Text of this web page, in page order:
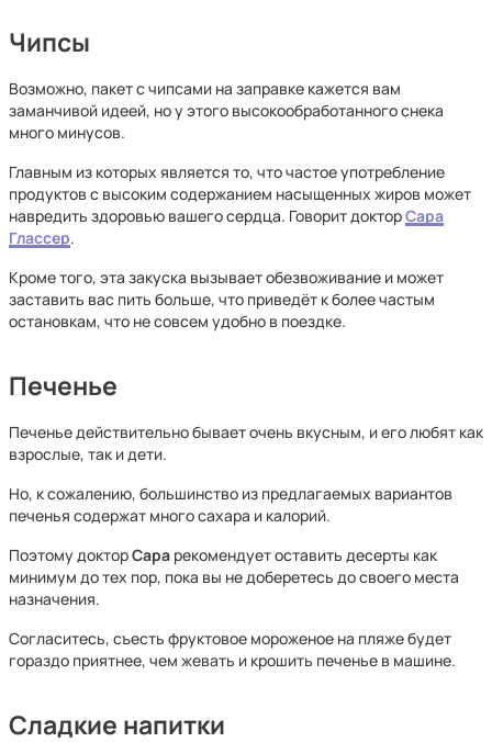
Чипсы
Возможно, пакет с чипсами на заправке кажется вам
заманчивой идеей, но у этого высокообработанного снека
много минусов.
Главным из которых является то, что частое употребление
продуктов с высоким содержанием насыщенных жиров может
навредить здоровью вашего сердца. Говорит докторСара
Глассер.
Кроме того, эта закуска вызывает обезвоживание и может
заставить вас пить больше, что приведёт к более частым
остановкам, что не совсем удобно в поездке.
Печенье
Печенье действительно бывает очень вкусным, и его любят как
взрослые, так и дети.
Но, к сожалению, большинство из предлагаемых вариантов
печенья содержат много сахара и калорий.
Поэтому докторСара рекомендует оставить десерты как
минимум до тех пор, пока вы не доберетесь до своего места
назначения.
Согласитесь, съесть фруктовое мороженое на пляже будет
гораздо приятнее, чем жевать и крошить печенье в машине.
Сладкие напитки